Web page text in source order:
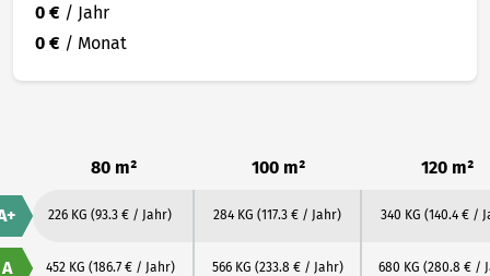
0 € / Jahr
0 € / Monat
80 m² 100 m² 120 m²
226 KG (93.3 € / Jahr) 284 KG (117.3 € / Jahr) 340 KG (140.4 € /
A 452 KG (186.7 € / Jahr) 566 KG (233.8 € / Jahr) 680 KG (280.8 € /